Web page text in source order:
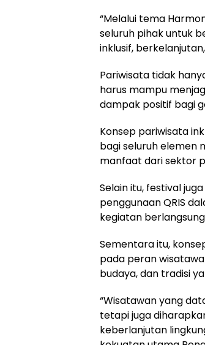
“Melalui tema
seluruh pihak untuk
inklusif,
Pariwisata tidak
harus mampu
dampak positif bagi
Konsep pariwisata
bagi seluruh elemen
manfaat dari sektor
Selain itu, festival
penggunaan QRIS
kegiatan
Sementara itu,
pada peran
budaya, dan tradisi
“Wisatawan yang
tetapi juga
keberlanjutan